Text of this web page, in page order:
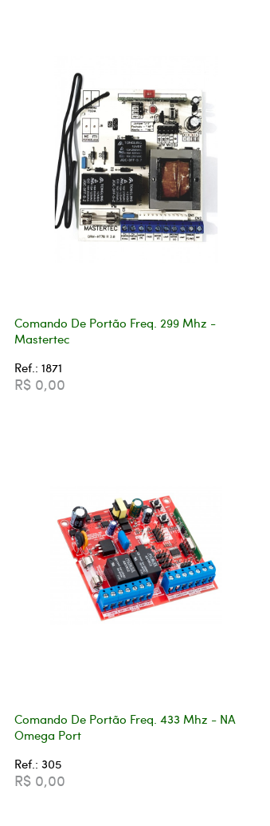
Comando De Portão Freq. 299 Mhz -
Mastertec
Ref.: 1871
R$ 0,00
Comando De Portão Freq. 433 Mhz - NA
Omega Port
Ref.: 305
R$ 0,00